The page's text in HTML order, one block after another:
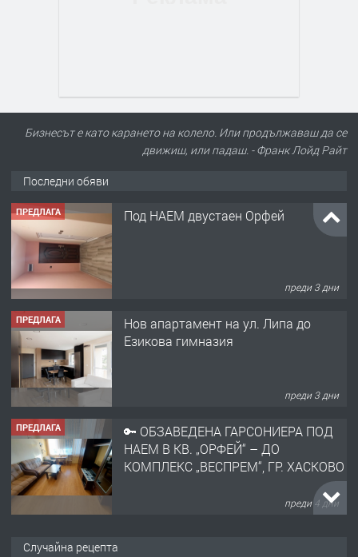
Бизнесът е като карането на колело. Или продължаваш да се
движиш, или падаш. - Франк Лойд Райт
Последни обяви
ПРЕДЛАГА Под НАЕМ двустаен Орфей
преди 3 дни
ПРЕДЛАГА
Нов апартамент на ул. Липа до
Езикова гимназия
преди 3 дни
ПРЕДЛАГА
🔑 ОБЗАВЕДЕНА ГАРСОНИЕРА ПОД
НАЕМ В КВ. „ОРФЕЙ“ – ДО
КОМПЛЕКС „ВЕСПРЕМ“, ГР. ХАСКОВО
преди 4 дни
Случайна рецепта